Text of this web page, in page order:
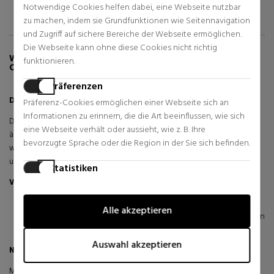
Notwendige Cookies helfen dabei, eine Webseite nutzbar
zu machen, indem sie Grundfunktionen wie Seitennavigation
und Zugriff auf sichere Bereiche der Webseite ermöglichen.
Die Webseite kann ohne diese Cookies nicht richtig
funktionieren.
Präferenzen
Präferenz-Cookies ermöglichen einer Webseite sich an
Informationen zu erinnern, die die Art beeinflussen, wie sich
eine Webseite verhält oder aussieht, wie z. B. Ihre
bevorzugte Sprache oder die Region in der Sie sich befinden.
Statistiken
wie Besucher mit Webseiten interagieren, indem
Informationen anonym gesammelt und gemeldet werden.
Marketing
Marketing-Cookies werden verwendet, um Besucher auf
Webseiten zu verfolgen. Die Absicht ist, Anzeigen zu zeigen,
Alle akzeptieren
Auswahl akzeptieren
WEITERE INFORMATIONEN ÜBER DAY
CONTROL 72H DEODORANT ROLL-ON
Day Control 72H Deo Roll-On
Day Control 72H Deodorant Roll-On von Biotherm Homme ist ein
äußerst wirksames Antitranspirant-Deodorant. Es trocknet in nur
wenigen Sekunden und sorgt 72 Stunden lang für ein angenehmes
und frisches Gefühl unter den Achseln.
Vorteile
Extreme Antitranspirant-Wirksamkeit.
72 Stunden lang ein angenehmes und frisches Gefühl in den
Achselhöhlen.
Nachgewiesene Ergebnisse
Maximale Intensität: Extremer Antitranspirant-Schutz für bis zu 3